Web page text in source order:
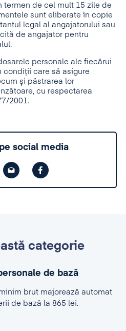
termen de cel mult 15 zile de
sunt eliberate în copie
legal al angajatorului sau
de angajator pentru
personale ale fiecărui
condiţii care să asigure
şi păstrarea lor
cu respectarea
2001.
social media
categorie
de bază
brut majorează automat
de bază la 865 lei.